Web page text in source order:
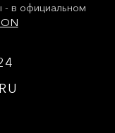
- в официальном